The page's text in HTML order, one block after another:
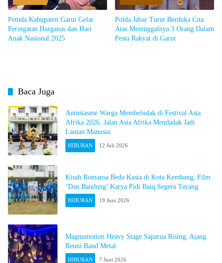
Pemda Kabupaten Garut Gelar
Peringatan Harganas dan Hari
Anak Nasional 2025
Polda Jabar Turut Berduka Cita
Atas Meninggalnya 3 Orang Dalam
Pesta Rakyat di Garut
Baca Juga
Antusiasme Warga Membeludak di Festival Asia
Afrika 2026, Jalan Asia Afrika Mendadak Jadi
Lautan Manusia
HIBURAN 12 Juli 2026
Kisah Romansa Beda Kasta di Kota Kembang, Film
‘Dan Bandung’ Karya Pidi Baiq Segera Tayang
HIBURAN 19 Juni 2026
Magnumotion Heavy Stage Saparua Rising, Ajang
Reuni Band Metal
HIBURAN 7 Juni 2026